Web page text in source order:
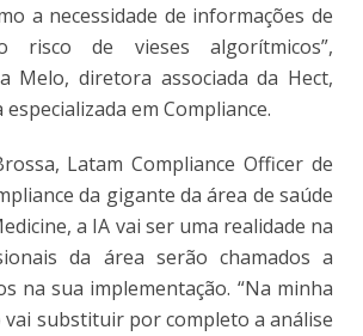
a necessidade de informações de
risco de vieses algorítmicos”,
Melo, diretora associada da Hect,
em Compliance.
Latam Compliance Officer de
da gigante da área de saúde
a IA vai ser uma realidade na
da área serão chamados a
na sua implementação. “Na minha
substituir por completo a análise